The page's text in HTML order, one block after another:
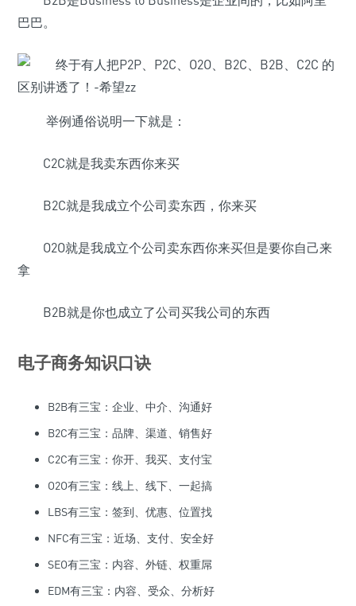
巴巴。
举例通俗说明一下就是：
C2C就是我卖东西你来买
B2C就是我成立个公司卖东西，你来买
O2O就是我成立个公司卖东西你来买但是要你自己来
拿
B2B就是你也成立了公司买我公司的东西
电子商务知识口诀
B2B有三宝：企业、中介、沟通好
B2C有三宝：品牌、渠道、销售好
C2C有三宝：你开、我买、支付宝
O2O有三宝：线上、线下、一起搞
LBS有三宝：签到、优惠、位置找
NFC有三宝：近场、支付、安全好
SEO有三宝：内容、外链、权重屌
EDM有三宝：内容、受众、分析好